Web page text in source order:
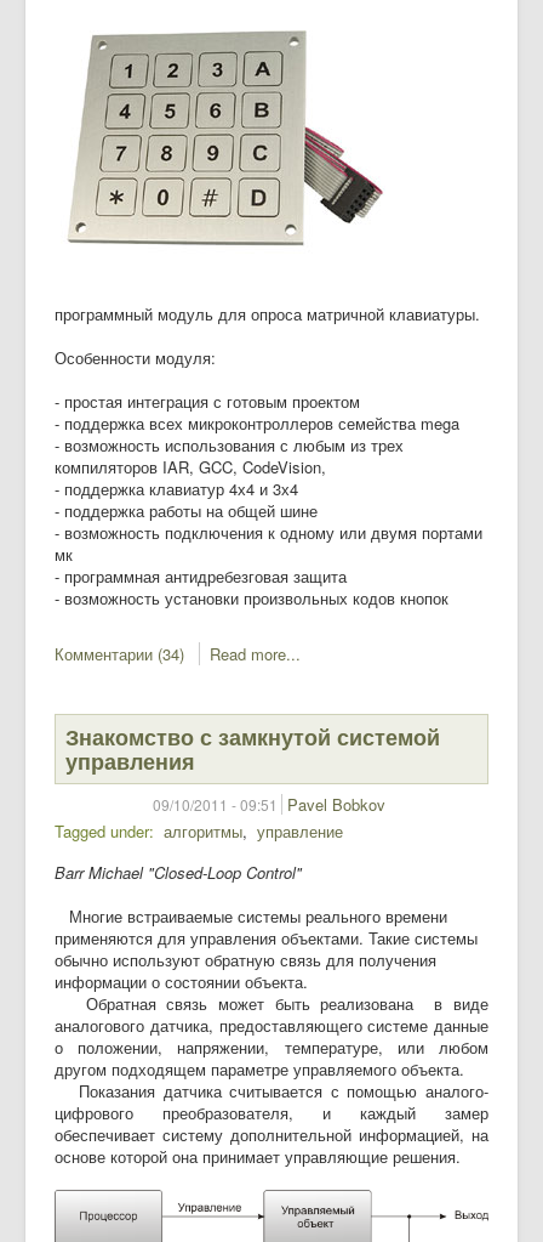
программный модуль для опроса матричной клавиатуры.
Особенности модуля:
- простая интеграция с готовым проектом
- поддержка всех микроконтроллеров семейства mega
- возможность использования с любым из трех
компиляторов IAR, GCC, CodeVision,
- поддержка клавиатур 4х4 и 3х4
- поддержка работы на общей шине
- возможность подключения к одному или двумя портами
мк
- программная антидребезговая защита
- возможность установки произвольных кодов кнопок
Комментарии (34) Read more...
Знакомство с замкнутой системой
управления
09/10/2011 - 09:51
Pavel Bobkov
Tagged under
алгоритмы
управление
Barr Michael "Closed-Loop Control"
Многие встраиваемые системы реального времени
применяются для управления объектами. Такие системы
обычно используют обратную связь для получения
информации о состоянии объекта.
Обратная связь может быть реализована в виде
аналогового датчика, предоставляющего системе данные
о положении, напряжении, температуре, или любом
другом подходящем параметре управляемого объекта.
Показания датчика считывается с помощью аналого-
цифрового преобразователя, и каждый замер
обеспечивает систему дополнительной информацией, на
основе которой она принимает управляющие решения.